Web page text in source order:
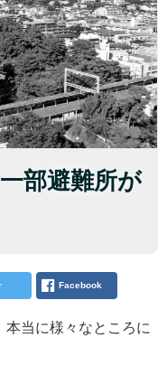
部避難所が
当に様々なところに
Facebook